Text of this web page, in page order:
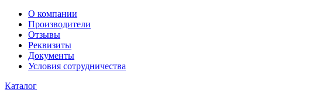
О компании
Производители
Отзывы
Реквизиты
Документы
Условия сотрудничества
Каталог